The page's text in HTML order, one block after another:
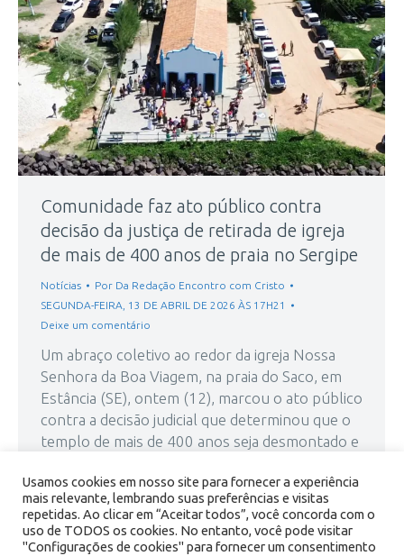
Comunidade faz ato público contra
decisão da justiça de retirada de igreja
de mais de 400 anos de praia no Sergipe
Notícias Por Da Redação Encontro com Cristo
SEGUNDA-FEIRA, 13 DE ABRIL DE 2026 ÀS 17H21
Deixe um comentário
Um abraço coletivo ao redor da igreja Nossa
Senhora da Boa Viagem, na praia do Saco, em
Estância (SE), ontem (12), marcou o ato público
contra a decisão judicial que determinou que o
templo de mais de 400 anos seja desmontado e
nativas, os veranistas, aqueles que estão aos…
Usamos cookies em nosso site para fornecer a experiência
mais relevante, lembrando suas preferências e visitas
repetidas. Ao clicar em “Aceitar todos”, você concorda com o
uso de TODOS os cookies. No entanto, você pode visitar
"Configurações de cookies" para fornecer um consentimento